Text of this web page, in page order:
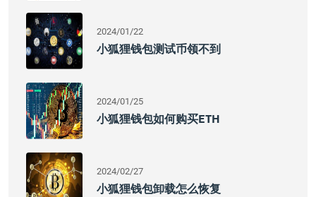
2024/01/22
小狐狸钱包测试币领不到
2024/01/25
小狐狸钱包如何购买ETH
2024/02/27
小狐狸钱包卸载怎么恢复